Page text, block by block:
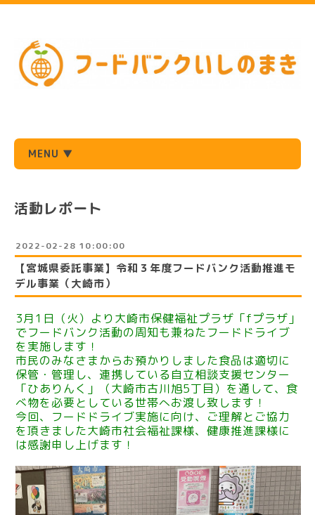
MENU ▼
活動レポート
2022-02-28 10:00:00
【宮城県委託事業】令和３年度フードバンク活動推進モ
デル事業（大崎市）
3月1日（火）より大崎市保健福祉プラザ「fプラザ」
でフードバンク活動の周知も兼ねたフードドライブ
を実施します！
市民のみなさまからお預かりしました食品は適切に
保管・管理し、連携している自立相談支援センター
「ひありんく」（大崎市古川旭5丁目）を通して、食
べ物を必要としている世帯へお渡し致します！
今回、フードドライブ実施に向け、ご理解とご協力
を頂きました大崎市社会福祉課様、健康推進課様に
は感謝申し上げます！